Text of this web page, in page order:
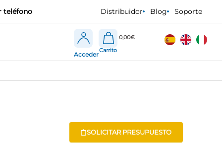
teléfono Distribuidor Blog Soporte
Acceder
€
0,00
SOLICITAR PRESUPUESTO